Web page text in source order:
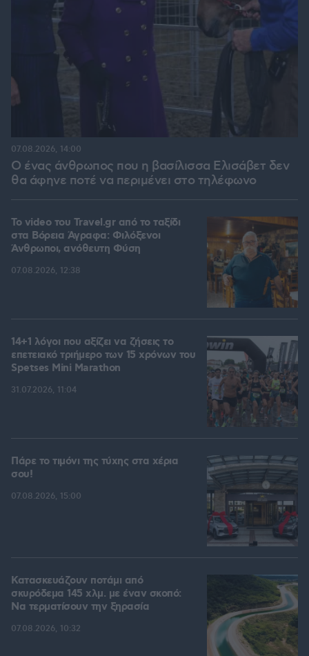
Ο ένας άνθρωπος που η βασίλισσα Ελισάβετ δεν
θα άφηνε ποτέ να περιμένει στο τηλέφωνο
07.08.2026, 14:00
To video του Travel.gr από το ταξίδι
στα Βόρεια Άγραφα: Φιλόξενοι
Άνθρωποι, ανόθευτη Φύση
07.08.2026, 12:38
14+1 λόγοι που αξίζει να ζήσεις το
επετειακό τριήμερο των 15 χρόνων του
Spetses Mini Marathon
31.07.2026, 11:04
Πάρε το τιμόνι της τύχης στα χέρια
σου!
07.08.2026, 15:00
Κατασκευάζουν ποτάμι από
σκυρόδεμα 145 χλμ. με έναν σκοπό:
Να τερματίσουν την ξηρασία
07.08.2026, 10:32